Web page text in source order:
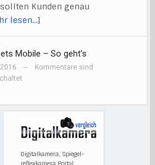
Kunden genau
lesen…]
Mobile – So geht’s
—
Kommentare sind
Digitalkamera, Spiegel-
reflexkamera Portal